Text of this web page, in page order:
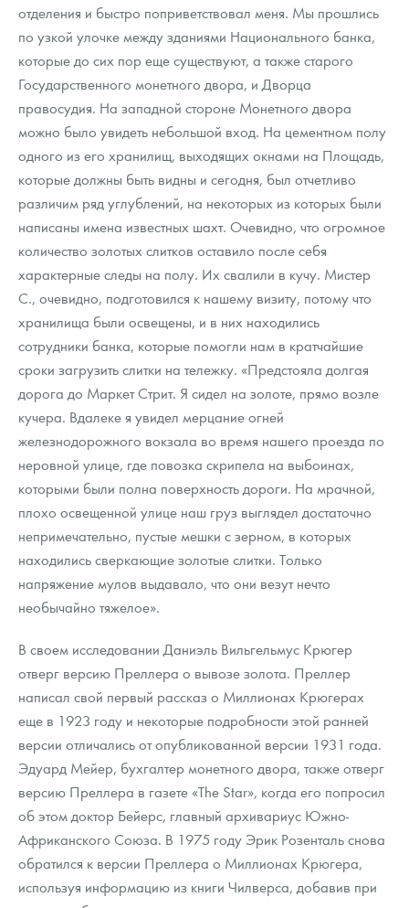
отделения и быстро поприветствовал меня. Мы прошлись
по узкой улочке между зданиями Национального банка,
которые до сих пор еще существуют, а также старого
Государственного монетного двора, и Дворца
правосудия. На западной стороне Монетного двора
можно было увидеть небольшой вход. На цементном полу
одного из его хранилищ, выходящих окнами на Площадь,
которые должны быть видны и сегодня, был отчетливо
различим ряд углублений, на некоторых из которых были
написаны имена известных шахт. Очевидно, что огромное
количество золотых слитков оставило после себя
характерные следы на полу. Их свалили в кучу. Мистер
С., очевидно, подготовился к нашему визиту, потому что
хранилища были освещены, и в них находились
сотрудники банка, которые помогли нам в кратчайшие
сроки загрузить слитки на тележку. «Предстояла долгая
дорога до Маркет Стрит. Я сидел на золоте, прямо возле
кучера. Вдалеке я увидел мерцание огней
железнодорожного вокзала во время нашего проезда по
неровной улице, где повозка скрипела на выбоинах,
которыми были полна поверхность дороги. На мрачной,
плохо освещенной улице наш груз выглядел достаточно
непримечательно, пустые мешки с зерном, в которых
находились сверкающие золотые слитки. Только
напряжение мулов выдавало, что они везут нечто
необычайно тяжелое».
В своем исследовании Даниэль Вильгельмус Крюгер
отверг версию Преллера о вывозе золота. Преллер
написал свой первый рассказ о Миллионах Крюгерах
еще в 1923 году и некоторые подробности этой ранней
версии отличались от опубликованной версии 1931 года.
Эдуард Мейер, бухгалтер монетного двора, также отверг
версию Преллера в газете «The Star», когда его попросил
об этом доктор Бейерс, главный архивариус Южно-
Африканского Союза. В 1975 году Эрик Розенталь снова
обратился к версии Преллера о Миллионах Крюгера,
используя информацию из книги Чилверса, добавив при